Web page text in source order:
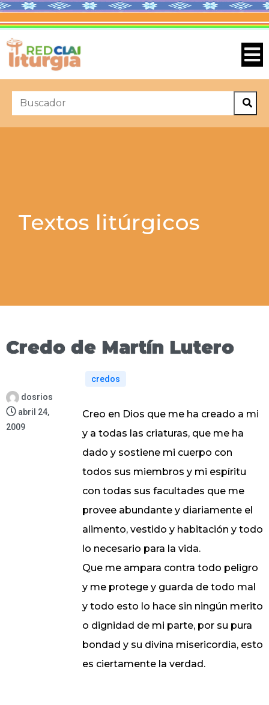
Textos litúrgicos
Credo de Martín Lutero
dosrios
abril 24,
2009
credos
Creo en Dios que me ha creado a mi
y a todas las criaturas, que me ha
dado y sostiene mi cuerpo con
todos sus miembros y mi espíritu
con todas sus facultades que me
provee abundante y diariamente el
alimento, vestido y habitación y todo
lo necesario para la vida.
Que me ampara contra todo peligro
y me protege y guarda de todo mal
y todo esto lo hace sin ningún merito
o dignidad de mi parte, por su pura
bondad y su divina misericordia, esto
es ciertamente la verdad.